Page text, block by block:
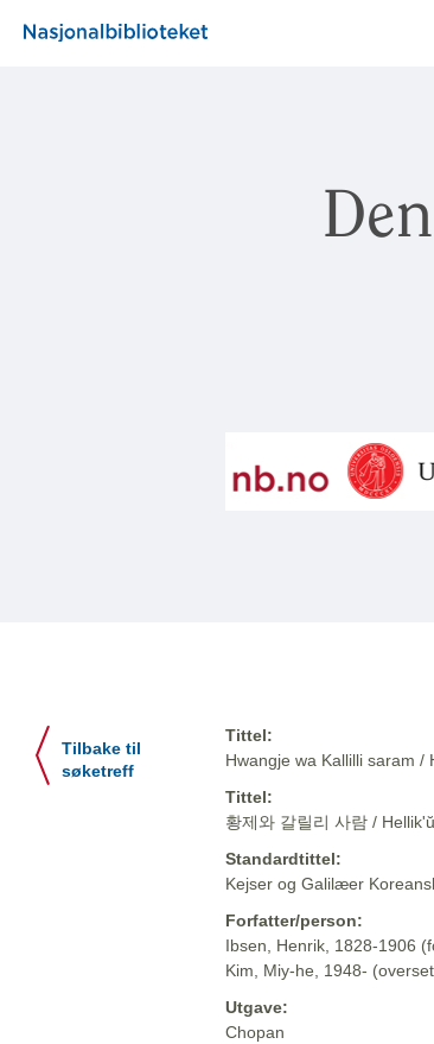
Tilbake til
søketreff
Tittel:
Hwangje wa Kallilli saram /
Tittel:
황제와 갈릴리 사람 /
Standardtittel:
Kejser og Galilæer
Forfatter/person:
Ibsen, Henrik, 1828-1906
Kim, Miy-he, 1948-
Utgave:
Chopan